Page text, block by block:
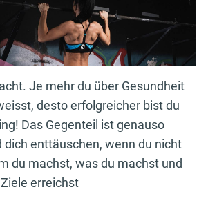
Je mehr du über Gesundheit
desto erfolgreicher bist du
Das Gegenteil ist genauso
dich enttäuschen, wenn du nicht
du machst, was du machst und
erreichst